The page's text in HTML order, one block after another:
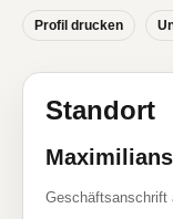
Profil drucken
Standort
Geschäftsanschrift